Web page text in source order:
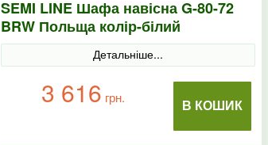
SEMI LINE Шафа навісна G-80-72
BRW Польща колір-білий
Детальніше...
В КОШИК
3 616 грн.